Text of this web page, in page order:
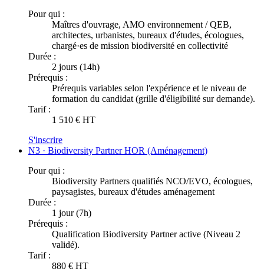
Pour qui :
Maîtres d'ouvrage, AMO environnement / QEB,
architectes, urbanistes, bureaux d'études, écologues,
chargé·es de mission biodiversité en collectivité
Durée :
2 jours (14h)
Prérequis :
Prérequis variables selon l'expérience et le niveau de
formation du candidat (grille d'éligibilité sur demande).
Tarif :
1 510 € HT
S'inscrire
N3 · Biodiversity Partner HOR (Aménagement)
Pour qui :
Biodiversity Partners qualifiés NCO/EVO, écologues,
paysagistes, bureaux d'études aménagement
Durée :
1 jour (7h)
Prérequis :
Qualification Biodiversity Partner active (Niveau 2
validé).
Tarif :
880 € HT